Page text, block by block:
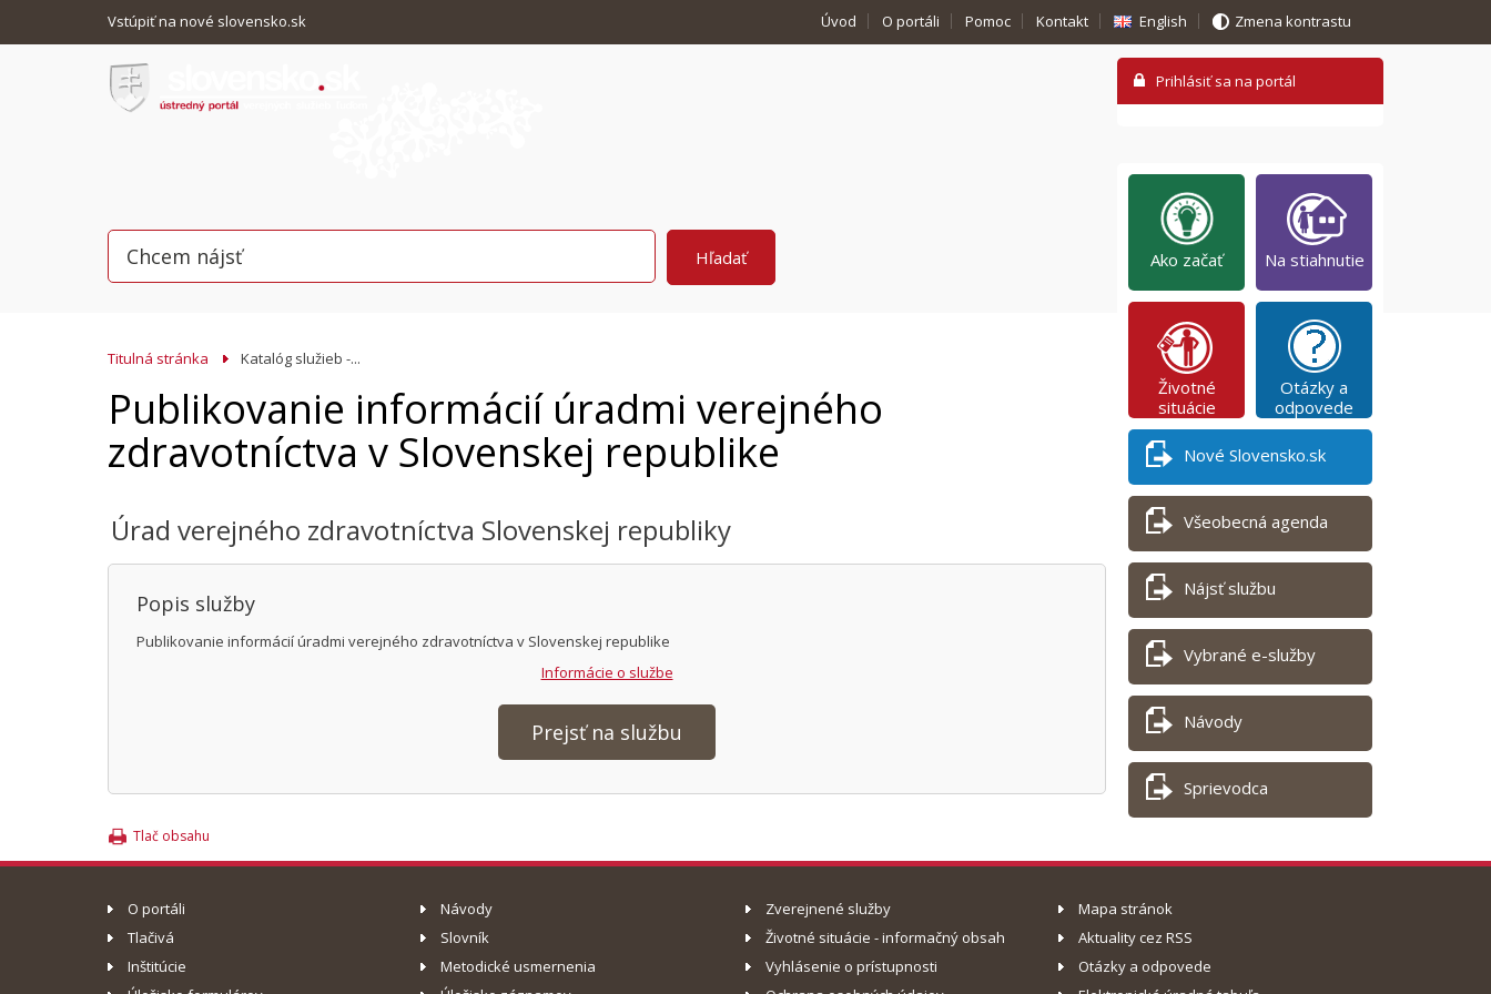
Vstúpiť na nové slovensko.sk Úvod O portáli Pomoc Kontakt English Zmena kontrastu
Titulná stránka Katalóg služieb -...
Publikovanie informácií úradmi verejného
zdravotníctva v Slovenskej republike
Úrad verejného zdravotníctva Slovenskej republiky
Popis služby
Publikovanie informácií úradmi verejného zdravotníctva v Slovenskej republike
Informácie o službe
Prejsť na službu
Ako začať Na stiahnutie
Životné
situácie
Otázky a
odpovede
Nové Slovensko.sk
Všeobecná agenda
Nájsť službu
Vybrané e-služby
Návody
Sprievodca
Tlač obsahu
O portáli
Návody
Tlačivá
Slovník
Inštitúcie
Metodické usmernenia
Zverejnené služby
Mapa stránok
Životné situácie - informačný obsah
Aktuality cez RSS
Vyhlásenie o prístupnosti
Otázky a odpovede